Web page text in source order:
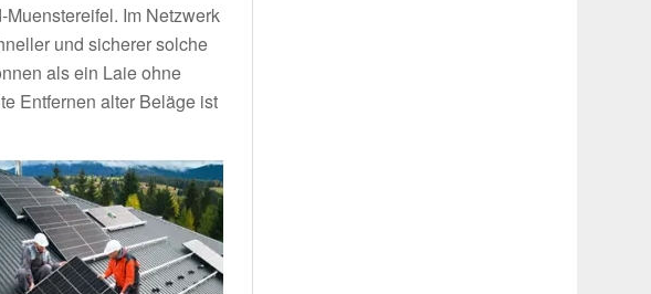
Im Netzwerk
und sicherer solche
als ein Laie ohne
Entfernen alter Beläge ist